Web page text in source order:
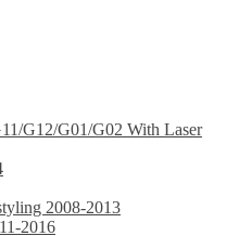
G12/G01/G02 With Laser
2008-2013
2016